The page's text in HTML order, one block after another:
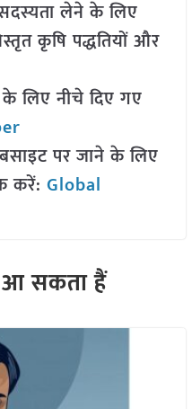
लेने के लिए
कृषि पद्धतियों और
लिए नीचे दिए गए
पर जाने के लिए
करें: Global
सकता हैं